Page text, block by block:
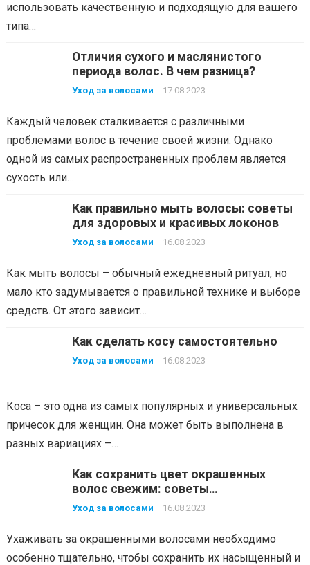
использовать качественную и подходящую для вашего
типа…
Отличия сухого и маслянистого
периода волос. В чем разница?
Уход за волосами 17.08.2023
Каждый человек сталкивается с различными
проблемами волос в течение своей жизни. Однако
одной из самых распространенных проблем является
сухость или…
Как правильно мыть волосы: советы
для здоровых и красивых локонов
Уход за волосами 16.08.2023
Как мыть волосы – обычный ежедневный ритуал, но
мало кто задумывается о правильной технике и выборе
средств. От этого зависит…
Как сделать косу самостоятельно
Уход за волосами 16.08.2023
Коса – это одна из самых популярных и универсальных
причесок для женщин. Она может быть выполнена в
разных вариациях –…
Как сохранить цвет окрашенных
волос свежим: советы
профессионалов
Уход за волосами 16.08.2023
Ухаживать за окрашенными волосами необходимо
особенно тщательно, чтобы сохранить их насыщенный и